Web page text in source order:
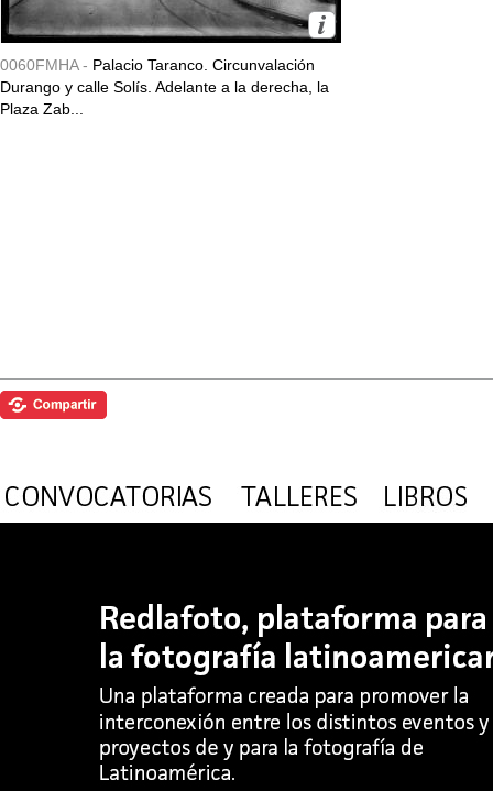
0060FMHA - Palacio Taranco. Circunvalación
Durango y calle Solís. Adelante a la derecha, la
Plaza Zab...